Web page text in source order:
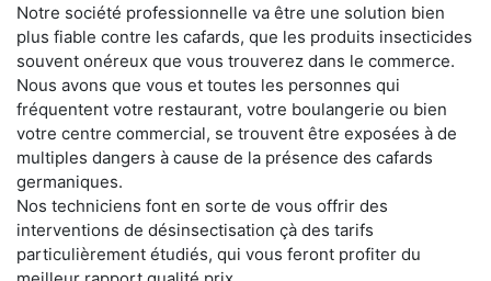
Notre société professionnelle va être une solution bien
plus fiable contre les cafards, que les produits insecticides
souvent onéreux que vous trouverez dans le commerce.
Nous avons que vous et toutes les personnes qui
fréquentent votre restaurant, votre boulangerie ou bien
votre centre commercial, se trouvent être exposées à de
multiples dangers à cause de la présence des cafards
germaniques.
Nos techniciens font en sorte de vous offrir des
interventions de désinsectisation çà des tarifs
particulièrement étudiés, qui vous feront profiter du